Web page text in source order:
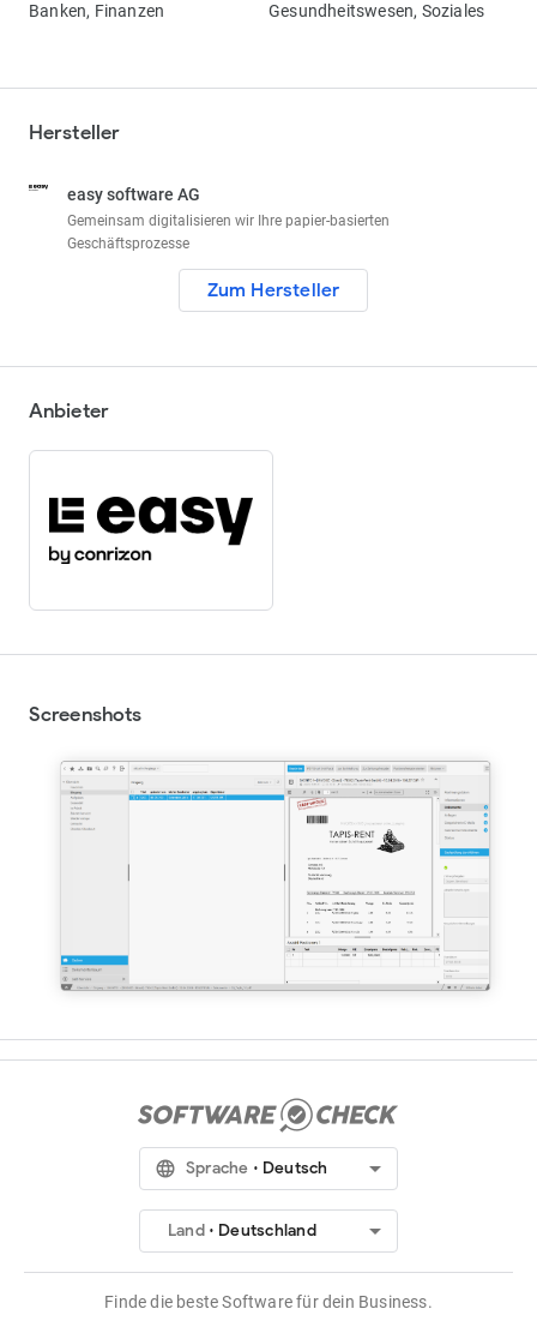
Banken, Finanzen
Gesundheitswesen, Soziales
Hersteller
easy software AG
Gemeinsam digitalisieren wir Ihre papier-basierten
Geschäftsprozesse
Zum Hersteller
Anbieter
Screenshots
language Sprache Deutsch arrow_drop_down
Land Deutschland arrow_drop_down
Finde die beste Software für dein Business.